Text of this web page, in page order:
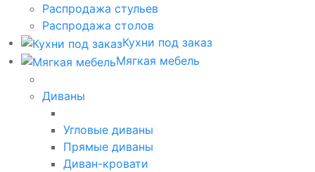
Распродажа стульев
Распродажа столов
Кухни под заказ
Мягкая мебель
Диваны
Угловые диваны
Прямые диваны
Диван-кровати